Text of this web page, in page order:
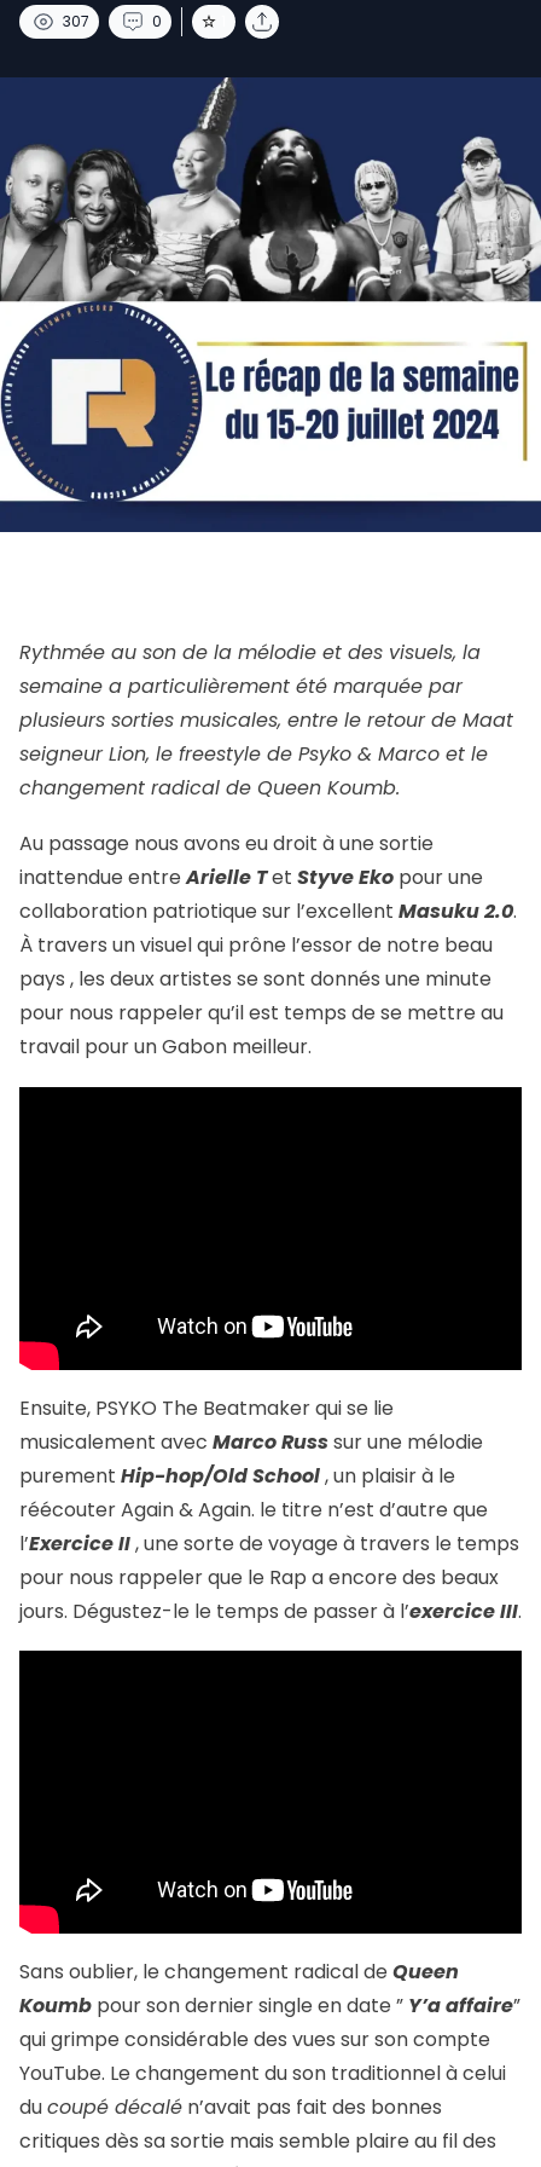
307 0
Rythmée au son de la mélodie et des visuels, la
semaine a particulièrement été marquée par
plusieurs sorties musicales, entre le retour de Maat
seigneur Lion, le freestyle de Psyko & Marco et le
changement radical de Queen Koumb.
Au passage nous avons eu droit à une sortie
inattendue entreArielle Tet Styve Eko pour une
collaboration patriotique sur l’excellent Masuku 2.0.
À travers un visuel qui prône l’essor de notre beau
pays , les deux artistes se sont donnés une minute
pour nous rappeler qu’il est temps de se mettre au
travail pour un Gabon meilleur.
Ensuite, PSYKO The Beatmakerqui se lie
musicalement avec Marco Russsur une mélodie
purement Hip-hop/Old School, un plaisir à le
réécouter Again & Again. le titre n’est d’autre que
l’Exercice II, une sorte de voyage à travers le temps
pour nous rappeler que le Rap a encore des beaux
jours. Dégustez-le le temps de passer à l’exercice III.
Sans oublier, le changement radical de Queen
Koumb pour son dernier single en date ” Y’a affaire”
qui grimpe considérable des vues sur son compte
YouTube. Le changement du son traditionnel à celui
ducoupé décalé n’avait pas fait des bonnes
critiques dès sa sortie mais semble plaire au fil des